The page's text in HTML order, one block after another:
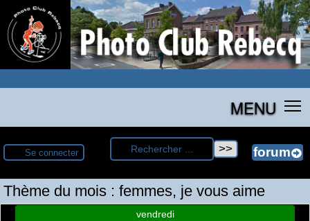
MENU
Se connecter
Thème du mois : femmes, je vous aime
vendredi